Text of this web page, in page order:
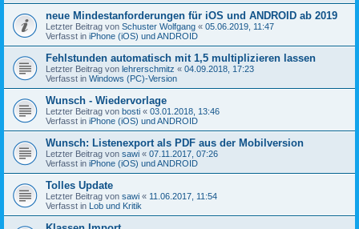
neue Mindestanforderungen für iOS und ANDROID ab 2019
Letzter Beitrag von Schuster Wolfgang « 05.06.2019, 11:47
Verfasst in iPhone (iOS) und ANDROID
Fehlstunden automatisch mit 1,5 multiplizieren lassen
Letzter Beitrag von lehrerschmitz « 04.09.2018, 17:23
Verfasst in Windows (PC)-Version
Wunsch - Wiedervorlage
Letzter Beitrag von bosti « 03.01.2018, 13:46
Verfasst in iPhone (iOS) und ANDROID
Wunsch: Listenexport als PDF aus der Mobilversion
Letzter Beitrag von sawi « 07.11.2017, 07:26
Verfasst in iPhone (iOS) und ANDROID
Tolles Update
Letzter Beitrag von sawi « 11.06.2017, 11:54
Verfasst in Lob und Kritik